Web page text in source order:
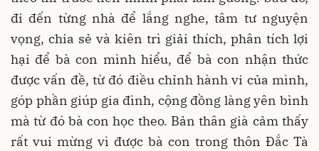
đi đến từng nhà để lắng nghe, tâm tư nguyện
vọng, chia sẻ và kiên trì giải thích, phân tích lợi
hại để bà con mình hiểu, để bà con nhận thức
được vấn đề, từ đó điều chỉnh hành vi của mình,
góp phần giúp gia đình, cộng đồng làng yên bình
mà từ đó bà con học theo. Bản thân già cảm thấy
rất vui mừng vì được bà con trong thôn Đắc Tà